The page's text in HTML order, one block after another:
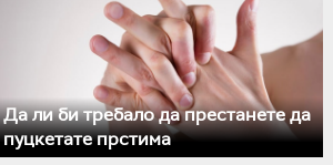
Да ли би требало да престанете да
пуцкетате прстима